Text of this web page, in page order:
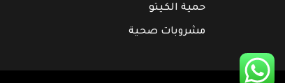
حمية الكيتو
مشروبات صحية